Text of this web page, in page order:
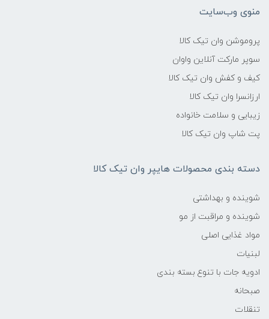
منوی وب‌سایت
پروموشن وان تیک کالا
سوپر مارکت آنلاین واوان
کیف و کفش وان تیک کالا
ارزانسرا وان تیک کالا
زیبایی و سلامت خانواده
پت شاپ وان تیک کالا
دسته بندی محصولات هایپر وان تیک کالا
شوینده و بهداشتی
شوینده و مراقبت از مو
مواد غذایی اصلی
لبنیات
ادویه جات با تنوع بسته بندی
صبحانه
تنقلات